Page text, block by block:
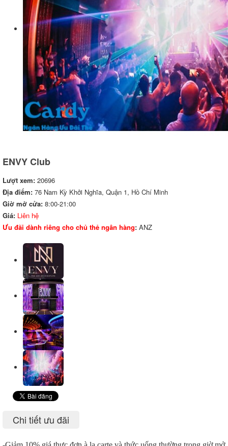
ENVY Club
Lượt xem: 20696
Địa điểm: 76 Nam Kỳ Khởi Nghĩa, Quận 1, Hồ Chí Minh
Giờ mở cửa: 8:00-21:00
Giá: Liên hệ
Ưu đãi dành riêng cho chủ thẻ ngân hàng: ANZ
Chi tiết ưu đãi